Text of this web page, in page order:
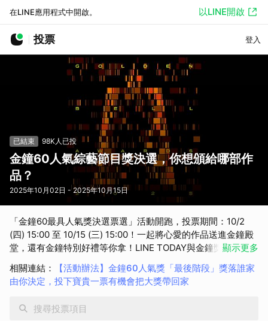
在LINE應用程式中開啟。 以LINE開啟
投票 登入
已結束 98K人已投
金鐘60人氣綜藝節目獎決選，你想頒給哪部作
品？
2025年10月02日 - 2025年10月15日
「金鐘60最具人氣獎決選票選」活動開跑，投票期間：10/2
(四) 15:00 至 10/15 (三) 15:00！一起將心愛的作品送進金鐘殿
堂，還有金鐘特別好禮等你拿！LINE TODAY與金鐘獎攜手合
作，邀請廣大用戶一起票選出心目中年度「最具人氣綜藝節
目」。活動期間每人可投票1次，一次僅能選擇1個節目，初選
票數加上決選票數之最終累積「總票數」最高者，即為「金鐘
你來決定！（本投票活動相關資料由金鐘獎主辦單位提供）
顯示更多
相關連結 ：
【活動辦法】金鐘60人氣獎「最後階段」獎落誰家
由你決定，投下寶貴一票有機會把大獎帶回家